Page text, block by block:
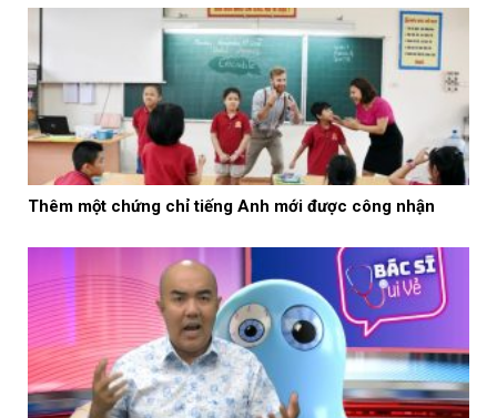
Thêm một chứng chỉ tiếng Anh mới được công nhận